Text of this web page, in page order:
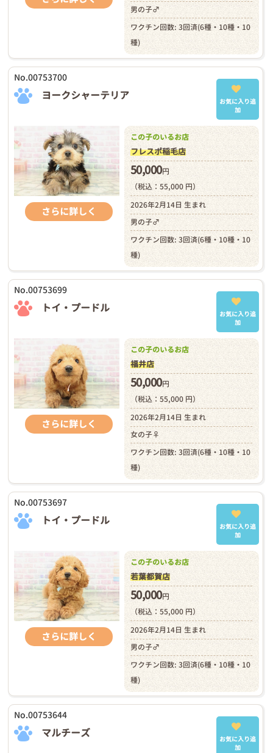
男の子♂
ワクチン回数: 3回済(6種・10種・10
種)
No.00753700
ヨークシャーテリア
お気に入り追
加
さらに詳しく
この子のいるお店
フレスポ稲毛店
50,000円
（税込：55,000 円）
2026年2月14日 生まれ
男の子♂
ワクチン回数: 3回済(6種・10種・10
種)
No.00753699
トイ・プードル
お気に入り追
加
さらに詳しく
この子のいるお店
福井店
50,000円
（税込：55,000 円）
2026年2月14日 生まれ
女の子♀
ワクチン回数: 3回済(6種・10種・10
種)
No.00753697
トイ・プードル
お気に入り追
加
さらに詳しく
この子のいるお店
若葉都賀店
50,000円
（税込：55,000 円）
2026年2月14日 生まれ
男の子♂
ワクチン回数: 3回済(6種・10種・10
種)
No.00753644
マルチーズ
お気に入り追
加